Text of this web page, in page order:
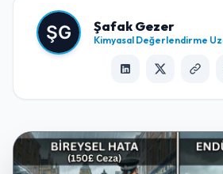
Şafak Gezer
Kimyasal Değerlendirme